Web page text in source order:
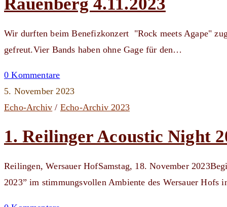
Rauenberg 4.11.2023
Wir durften beim Benefizkonzert "Rock meets Agape"
gefreut.Vier Bands haben ohne Gage für den…
0 Kommentare
5. November 2023
Echo-Archiv / Echo-Archiv 2023
1. Reilinger Acoustic Night
Reilingen, Wersauer HofSamstag, 18. November
2023” im stimmungsvollen Ambiente des Wersauer